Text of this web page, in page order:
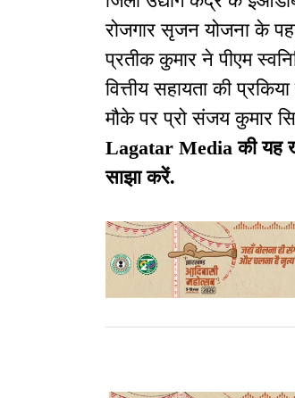
रोजगार सृजन योजना के
प्रतीक कुमार ने पीएम
वित्तीय सहायता की
मौके पर प्रो संजय कुमार
Lagatar Media की यह
साझा करें.